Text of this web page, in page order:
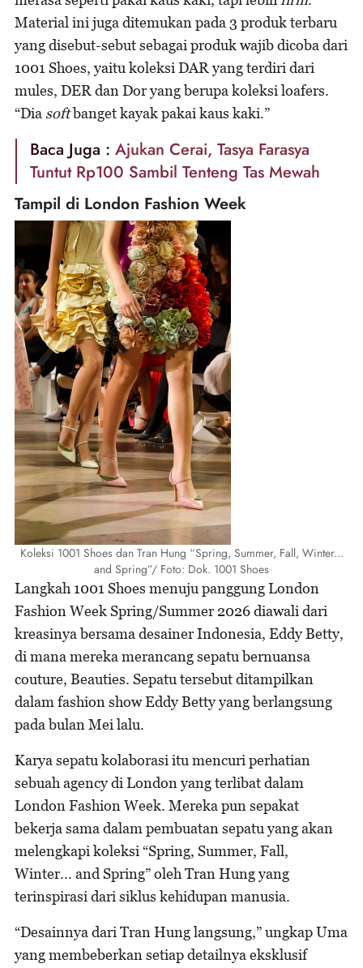
Material ini juga ditemukan pada 3 produk terbaru
yang disebut-sebut sebagai produk wajib dicoba dari
1001 Shoes, yaitu koleksi DAR yang terdiri dari
mules, DER dan Dor yang berupa koleksi loafers.
“Dia softbanget kayak pakai kaus kaki.”
Baca Juga : Ajukan Cerai, Tasya Farasya
Tuntut Rp100 Sambil Tenteng Tas Mewah
Tampil di London Fashion Week
Koleksi 1001 Shoes dan Tran Hung “Spring, Summer, Fall, Winter...
and Spring”/ Foto: Dok. 1001 Shoes
Langkah 1001 Shoes menuju panggung London
Fashion Week Spring/Summer 2026 diawali dari
kreasinya bersama desainer Indonesia, Eddy Betty,
di mana mereka merancang sepatu bernuansa
couture, Beauties. Sepatu tersebut ditampilkan
dalam fashion show Eddy Betty yang berlangsung
pada bulan Mei lalu.
Karya sepatu kolaborasi itu mencuri perhatian
sebuah agency di London yang terlibat dalam
London Fashion Week. Mereka pun sepakat
bekerja sama dalam pembuatan sepatu yang akan
melengkapi koleksi “Spring, Summer, Fall,
Winter... and Spring” oleh Tran Hung yang
terinspirasi dari siklus kehidupan manusia.
“Desainnya dari Tran Hung langsung,” ungkap Uma
yang membeberkan setiap detailnya eksklusif